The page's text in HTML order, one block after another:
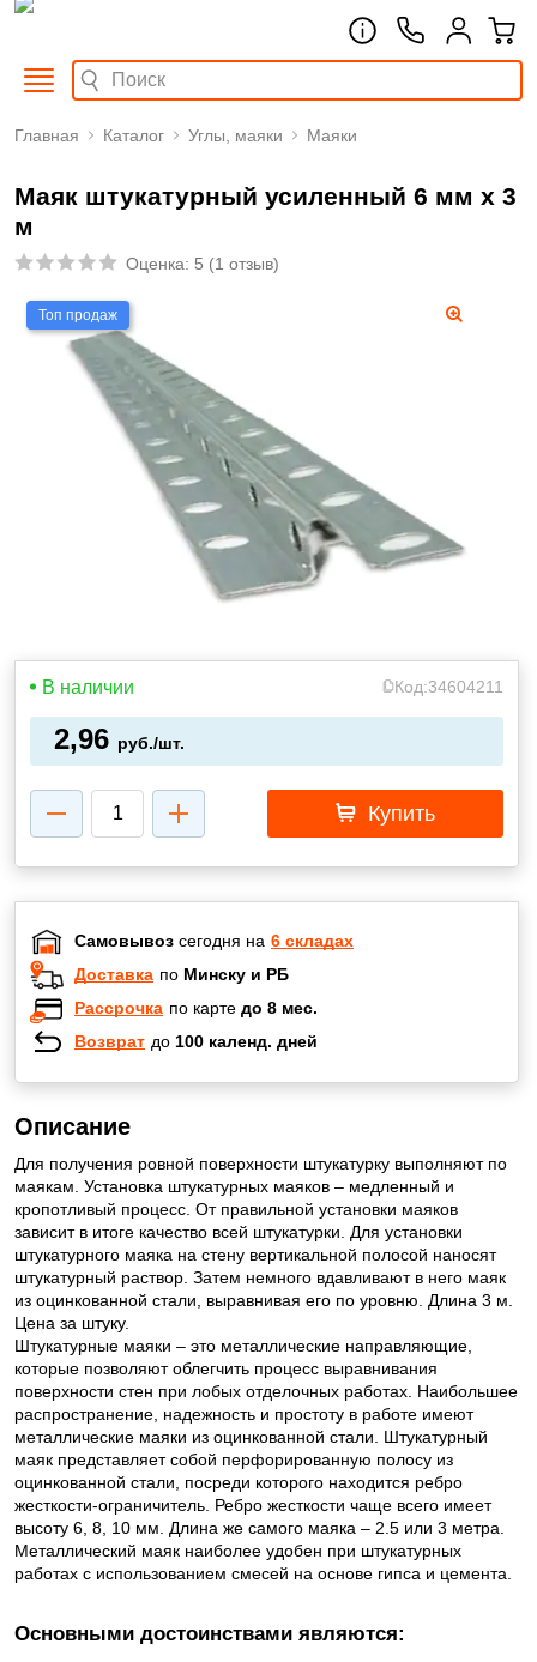
Главная Каталог Углы, маяки Маяки
Маяк штукатурный усиленный 6 мм x 3
м
Оценка: 5 (1 отзыв)
Топ продаж
В наличии Код:34604211
2,96 руб./шт.
Купить
Самовывоз сегодня на 6 складах
Доставка по Минску и РБ
Рассрочка по карте до 8 мес.
Возврат до 100 календ. дней
Описание
Для получения ровной поверхности штукатурку выполняют по
маякам. Установка штукатурных маяков – медленный и
кропотливый процесс. От правильной установки маяков
зависит в итоге качество всей штукатурки. Для установки
штукатурного маяка на стену вертикальной полосой наносят
штукатурный раствор. Затем немного вдавливают в него маяк
из оцинкованной стали, выравнивая его по уровню. Длина 3 м.
Цена за штуку.
Штукатурные маяки – это металлические направляющие,
которые позволяют облегчить процесс выравнивания
поверхности стен при лобых отделочных работах. Наибольшее
распространение, надежность и простоту в работе имеют
металлические маяки из оцинкованной стали. Штукатурный
маяк представляет собой перфорированную полосу из
оцинкованной стали, посреди которого находится ребро
жесткости-ограничитель. Ребро жесткости чаще всего имеет
высоту 6, 8, 10 мм. Длина же самого маяка – 2.5 или 3 метра.
Металлический маяк наиболее удобен при штукатурных
работах с использованием смесей на основе гипса и цемента.
Основными достоинствами являются: